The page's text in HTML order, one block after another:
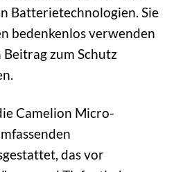
Batterietechnologien. Sie
bedenkenlos verwenden
zum Schutz
Camelion Micro-
das vor